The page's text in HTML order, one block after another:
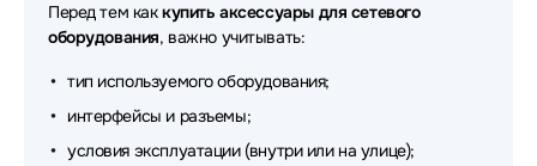
Аксессуары для сетевого оборудования Allied
Аксессуары для сетевого оборудования
LANMASTER
Перед тем каккупить аксессуары для сетевого
оборудования, важно учитывать:
тип используемого оборудования;
интерфейсы и разъемы;
условия эксплуатации (внутри или на улице);